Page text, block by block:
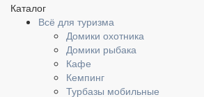
Каталог
Всё для туризма
Домики охотника
Домики рыбака
Кафе
Кемпинг
Турбазы мобильные